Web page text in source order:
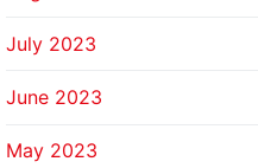
July 2023
June 2023
May 2023